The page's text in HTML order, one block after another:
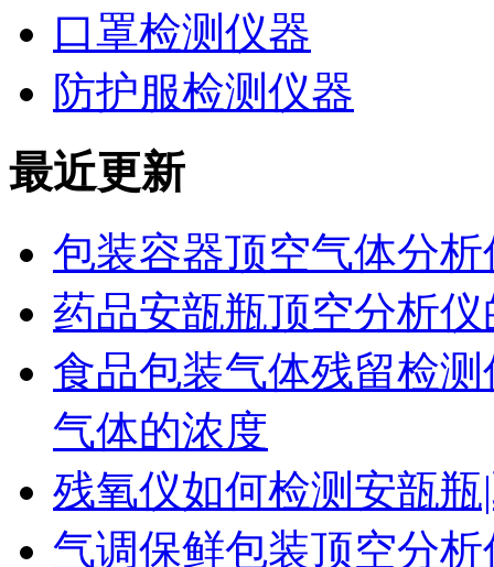
口罩检测仪器
防护服检测仪器
最近更新
包装容器顶空气体分
药品安瓿瓶顶空分析
食品包装气体残留检
气体的浓度
残氧仪如何检测安瓿
气调保鲜包装顶空分